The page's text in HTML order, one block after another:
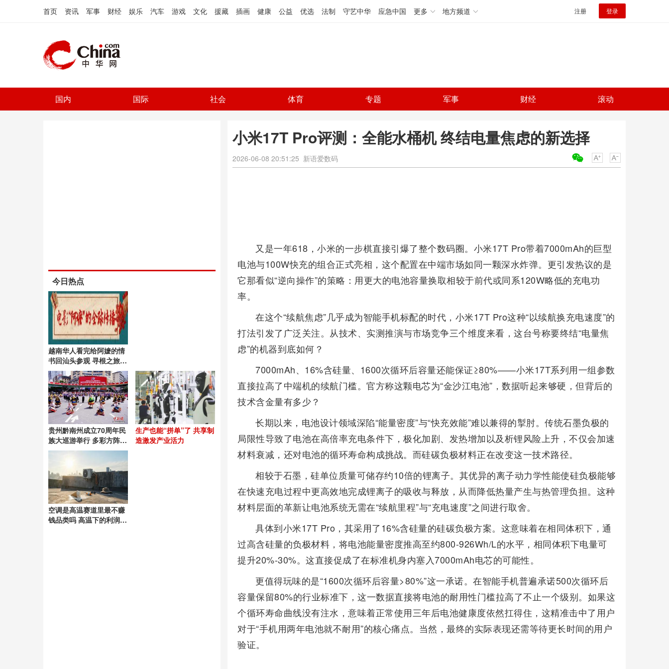
首页 资讯 军事 财经 娱乐 汽车 游戏 文化 援藏 插画 健康 公益 优选 法制 守艺中华 应急中国 更多 地方频道 注册 登录
国内 国际 社会 体育 专题 军事 财经 滚动
小米17T Pro评测：全能水桶机 终结电量焦虑的新选择
2026-06-08 20:51:25 新语爱数码
又是一年618，小米的一步棋直接引爆了整个数码圈。小米17T Pro带着7000mAh的巨型
电池与100W快充的组合正式亮相，这个配置在中端市场如同一颗深水炸弹。更引发热议的是
它那看似“逆向操作”的策略：用更大的电池容量换取相较于前代或同系120W略低的充电功
率。
在这个“续航焦虑”几乎成为智能手机标配的时代，小米17T Pro这种“以续航换充电速度”的
打法引发了广泛关注。从技术、实测推演与市场竞争三个维度来看，这台号称要终结“电量焦
虑”的机器到底如何？
7000mAh、16%含硅量、1600次循环后容量还能保证≥80%——小米17T系列用一组参数
直接拉高了中端机的续航门槛。官方称这颗电芯为“金沙江电池”，数据听起来够硬，但背后的
技术含金量有多少？
长期以来，电池设计领域深陷“能量密度”与“快充效能”难以兼得的掣肘。传统石墨负极的
局限性导致了电池在高倍率充电条件下，极化加剧、发热增加以及析锂风险上升，不仅会加速
材料衰减，还对电池的循环寿命构成挑战。而硅碳负极材料正在改变这一技术路径。
相较于石墨，硅单位质量可储存约10倍的锂离子。其优异的离子动力学性能使硅负极能够
在快速充电过程中更高效地完成锂离子的吸收与释放，从而降低热量产生与热管理负担。这种
材料层面的革新让电池系统无需在“续航里程”与“充电速度”之间进行取舍。
具体到小米17T Pro，其采用了16%含硅量的硅碳负极方案。这意味着在相同体积下，通
过高含硅量的负极材料，将电池能量密度推高至约800-926Wh/L的水平，相同体积下电量可
提升20%-30%。这直接促成了在标准机身内塞入7000mAh电芯的可能性。
更值得玩味的是“1600次循环后容量>80%”这一承诺。在智能手机普遍承诺500次循环后
容量保留80%的行业标准下，这一数据直接将电池的耐用性门槛拉高了不止一个级别。如果这
个循环寿命曲线没有注水，意味着正常使用三年后电池健康度依然扛得住，这精准击中了用户
对于“手机用两年电池就不耐用”的核心痛点。当然，最终的实际表现还需等待更长时间的用户
验证。
今日热点
越南华人看完给阿嬷的情
书回汕头参观 寻根之旅触
动心弦
贵州黔南州成立70周年民
族大巡游举行 多彩方阵展
现团结风采
生产也能“拼单”了 共享制
造激发产业活力
空调是高温赛道里最不赚
钱品类吗 高温下的利润困